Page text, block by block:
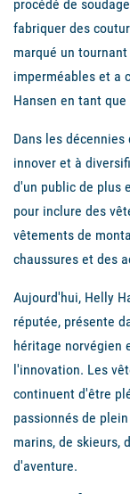
procédé de
fabriquer des
marqué un
imperméables et a
Hansen en tant
Dans les
innover et à
d'un public de plus
pour inclure des
vêtements de
chaussures et des
Aujourd'hui, Helly
réputée, présente
héritage norvégien
l'innovation. Les
continuent d'être
passionnés de
marins, de skieurs,
d'aventure.